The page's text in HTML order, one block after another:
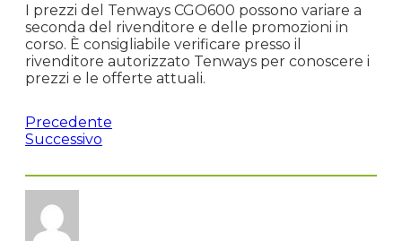
I prezzi del Tenways CGO600 possono variare a
seconda del rivenditore e delle promozioni in
corso. È consigliabile verificare presso il
rivenditore autorizzato Tenways per conoscere i
prezzi e le offerte attuali.
Precedente
Successivo